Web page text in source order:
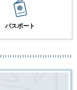
パスポート